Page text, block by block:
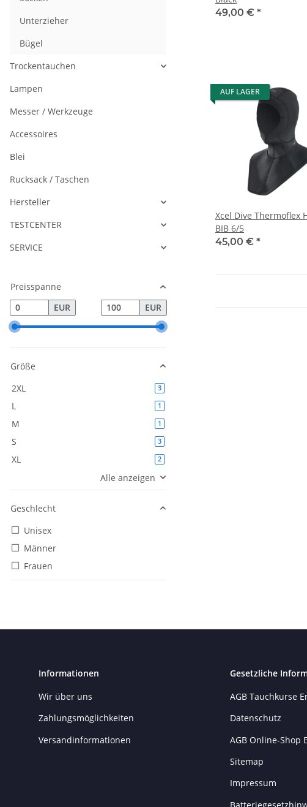
49,00 € *
AUF LAGER
Xcel Dive Thermoflex
BIB 6/5
45,00 € *
Unterzieher
Bügel
Trockentauchen
Lampen
Messer / Werkzeuge
Accessoires
Blei
Rucksack / Taschen
Hersteller
TESTCENTER
SERVICE
Preisspanne
EUR
EUR
Größe
2XL
3Artikel gefunden
L 1Artikel gefunden
M 1Artikel gefunden
S 3Artikel gefunden
XL 2Artikel gefunden
Alle anzeigen
Geschlecht
Unisex
Männer
Frauen
Informationen
Wir über uns
Zahlungsmöglichkeiten
Versandinformationen
Gesetzliche
AGB Tauchkurse
Datenschutz
AGB Online-Shop
Sitemap
Impressum